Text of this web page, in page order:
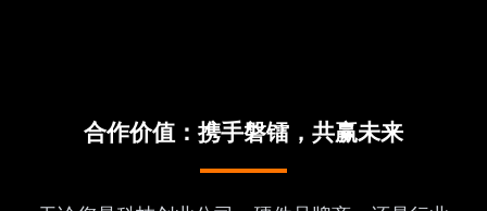
合作价值：携手磐镭，共赢未来